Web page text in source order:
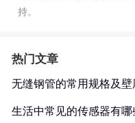
持。
热门文章
无缝钢管的常用规格及壁
生活中常见的传感器有哪